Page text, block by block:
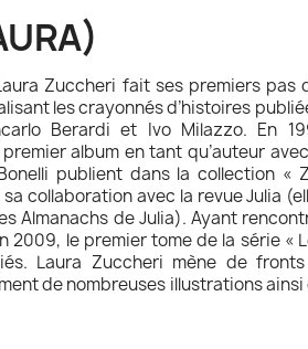
Zuccheri fait ses premiers pas
les crayonnés d’histoires
Berardi et Ivo Milazzo. En
album en tant qu’auteur
publient dans la collection «
collaboration avec la revue Julia
Almanachs de Julia). Ayant
2009, le premier tome de la série «
Laura Zuccheri mène de
de nombreuses illustrations